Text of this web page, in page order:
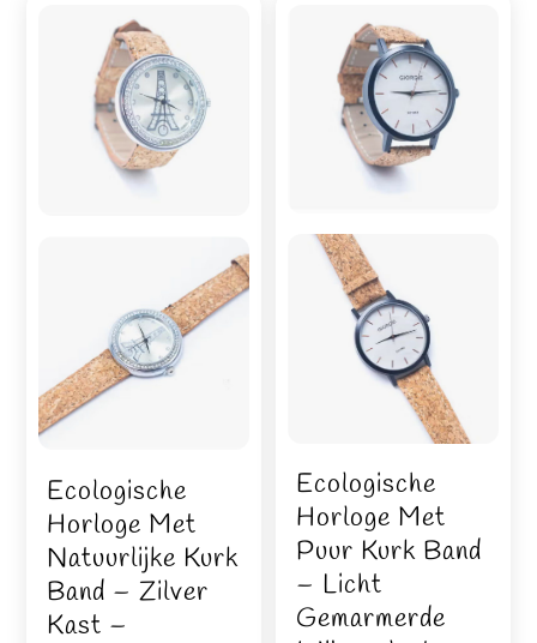
Ecologische
Horloge Met
Natuurlijke Kurk
Band – Zilver
Kast –
Ecologische
Horloge Met
Puur Kurk Band
– Licht
Gemarmerde